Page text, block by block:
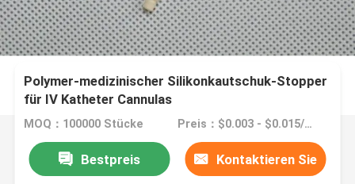
Polymer-medizinischer Silikonkautschuk-Stopper
für IV Katheter Cannulas
MOQ：100000 Stücke Preis：$0.003 - $0.015/pieces
Bestpreis Kontaktieren Sie